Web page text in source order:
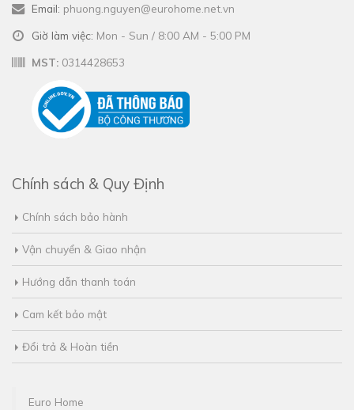
Email: phuong.nguyen@eurohome.net.vn
Giờ làm việc: Mon - Sun / 8:00 AM - 5:00 PM
MST: 0314428653
Chính sách & Quy Định
Chính sách bảo hành
Vận chuyển & Giao nhận
Hướng dẫn thanh toán
Cam kết bảo mật
Đổi trả & Hoàn tiền
Euro Home